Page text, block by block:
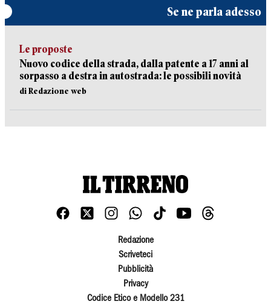
Se ne parla adesso
Le proposte
Nuovo codice della strada, dalla patente a 17 anni al
sorpasso a destra in autostrada: le possibili novità
di Redazione web
Redazione
Scriveteci
Pubblicità
Privacy
Codice Etico e Modello 231